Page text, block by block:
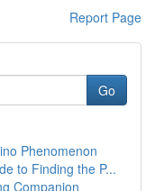
Report Page
Go
Phenomenon
to Finding the P...
Companion